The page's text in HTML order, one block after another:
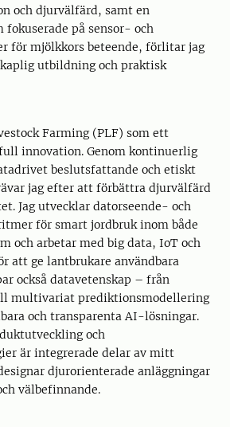
och djurvälfärd, samt en
fokuserade på sensor- och
för mjölkkors beteende, förlitar jag
utbildning och praktisk
Farming (PLF) som ett
innovation. Genom kontinuerlig
beslutsfattande och etiskt
jag efter att förbättra djurvälfärd
Jag utvecklar datorseende- och
för smart jordbruk inom både
och arbetar med big data, IoT och
att ge lantbrukare användbara
också datavetenskap – från
multivariat prediktionsmodellering
och transparenta AI-lösningar.
och
är integrerade delar av mitt
djurorienterade anläggningar
välbefinnande.